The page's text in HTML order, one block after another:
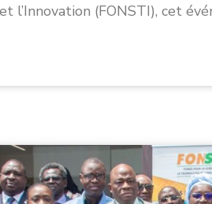
l’Innovation (FONSTI), cet